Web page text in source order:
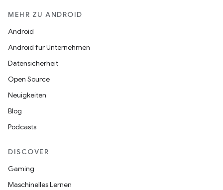
MEHR ZU ANDROID
Android
Android für Unternehmen
Datensicherheit
Open Source
Neuigkeiten
Blog
Podcasts
DISCOVER
Gaming
Maschinelles Lernen